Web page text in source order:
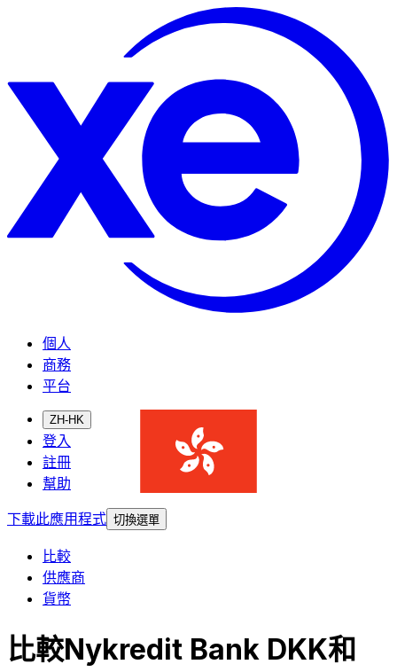
個人
商務
平台
ZH-HK
登入
註冊
幫助
下載此應用程式 切換選單
比較
供應商
貨幣
比較Nykredit Bank DKK和